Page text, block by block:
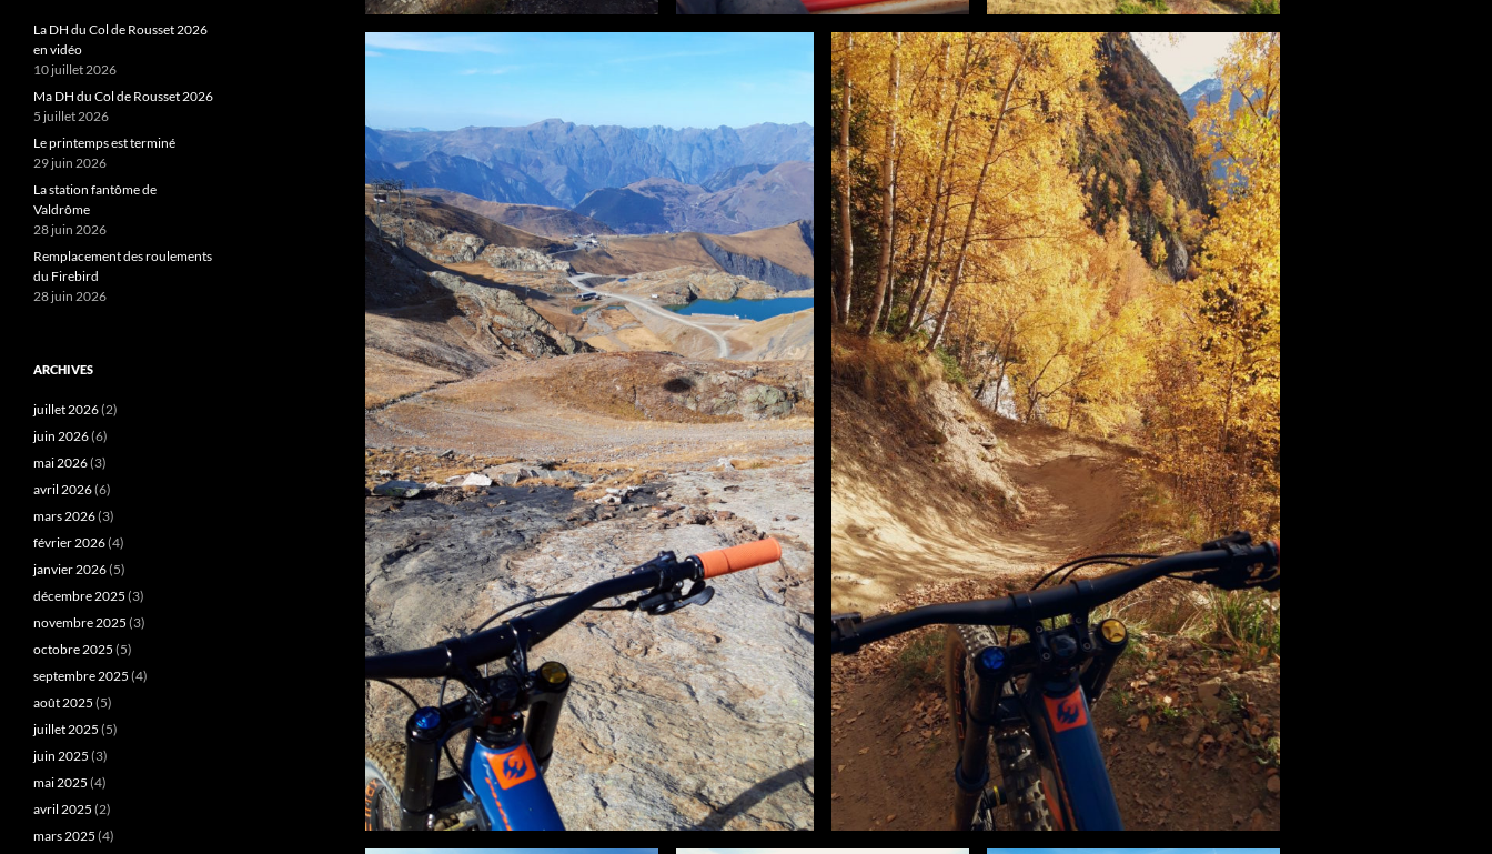
La DH du Col de Rousset 2026
en vidéo
10 juillet 2026
Ma DH du Col de Rousset 2026
5 juillet 2026
Le printemps est terminé
29 juin 2026
La station fantôme de
Valdrôme
28 juin 2026
Remplacement des roulements
du Firebird
28 juin 2026
ARCHIVES
juillet 2026(2)
juin 2026(6)
mai 2026(3)
avril 2026(6)
mars 2026(3)
février 2026(4)
janvier 2026(5)
décembre 2025 (3)
novembre 2025 (3)
octobre 2025 (5)
septembre 2025 (4)
août 2025 (5)
juillet 2025 (5)
juin 2025 (3)
mai 2025 (4)
avril 2025 (2)
mars 2025 (4)